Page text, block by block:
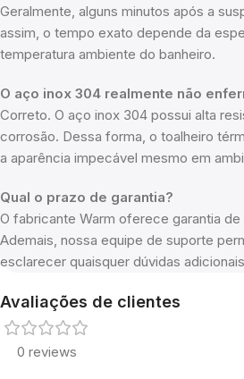
Geralmente, alguns minutos após a
assim, o tempo exato depende da
temperatura ambiente do banheiro.
O aço inox 304 realmente não
Correto. O aço inox 304 possui alta
corrosão. Dessa forma, o toalheiro
a aparência impecável mesmo em
Qual o prazo de garantia?
O fabricante Warm oferece garantia
Ademais, nossa equipe de suporte
esclarecer quaisquer dúvidas
Avaliações de clientes
0 reviews